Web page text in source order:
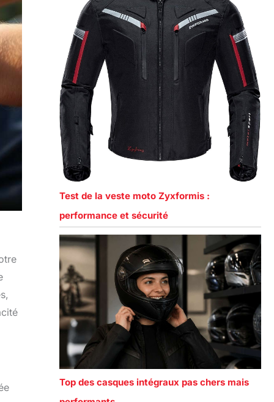
Test de la veste moto Zyxformis :
performance et sécurité
Top des casques intégraux pas chers mais